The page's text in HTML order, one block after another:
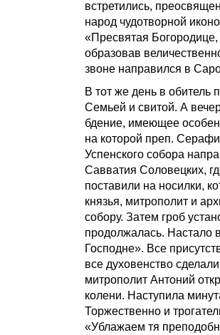
встретились,
народ чудотворной
«Пресвятая
образовав
звоне направился в
В тот же день в обитель
Семьей и свитой. А
бдение, имеющее
на которой преп.
Успенского собора
Савватия Соловецких,
поставили на носилки,
князья, митрополит и
собору. Затем гроб
продолжалась. Настало
Господне». Все
все духовенство
митрополит Антоний
колени. Наступила
Торжественно и
«Ублажаем тя